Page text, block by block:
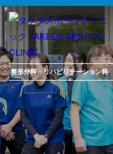
整形外科・ リハビリテーション科